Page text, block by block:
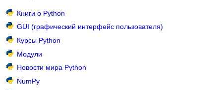
Книги о Python
GUI (графический интерфейс пользователя)
Курсы Python
Модули
Новости мира Python
NumPy